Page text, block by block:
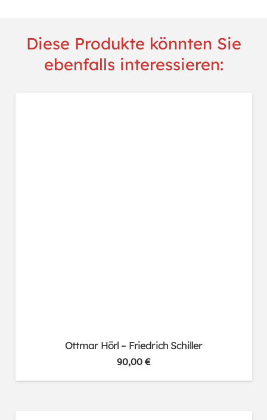
Diese Produkte könnten Sie
ebenfalls interessieren:
Ottmar Hörl – Friedrich Schiller
90,00€